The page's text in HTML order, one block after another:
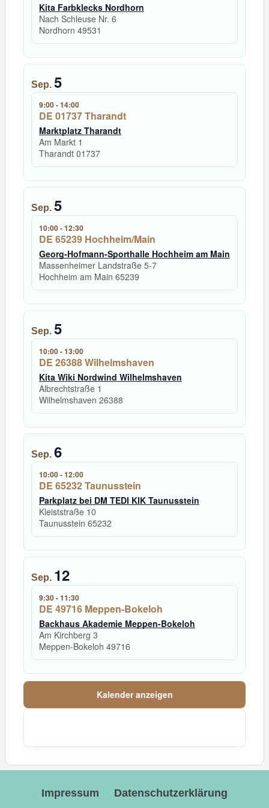
Kita Farbklecks Nordhorn
Nach Schleuse Nr. 6
Nordhorn 49531
Sep. 5
9:00-14:00
DE 01737 Tharandt
Marktplatz Tharandt
Am Markt 1
Tharandt 01737
Sep. 5
10:00-12:30
DE 65239 Hochheim/Main
Georg-Hofmann-Sporthalle Hochheim am Main
Massenheimer Landstraße 5-7
Hochheim am Main 65239
Sep. 5
10:00-13:00
DE 26388 Wilhelmshaven
Kita Wiki Nordwind Wilhelmshaven
Albrechtstraße 1
Wilhelmshaven 26388
Sep. 6
10:00-12:00
DE 65232 Taunusstein
Parkplatz bei DM TEDI KIK Taunusstein
Kleiststraße 10
Taunusstein 65232
Sep. 12
9:30-11:30
DE 49716 Meppen-Bokeloh
Backhaus Akademie Meppen-Bokeloh
Am Kirchberg 3
Meppen-Bokeloh 49716
Kalender anzeigen
Impressum Datenschutzerklärung